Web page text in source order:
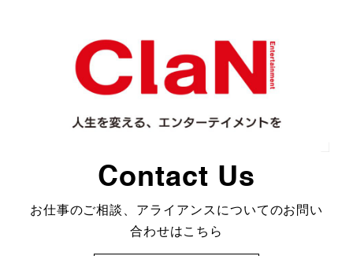
Contact Us
お仕事のご相談、アライアンスについてのお問い
合わせはこちら